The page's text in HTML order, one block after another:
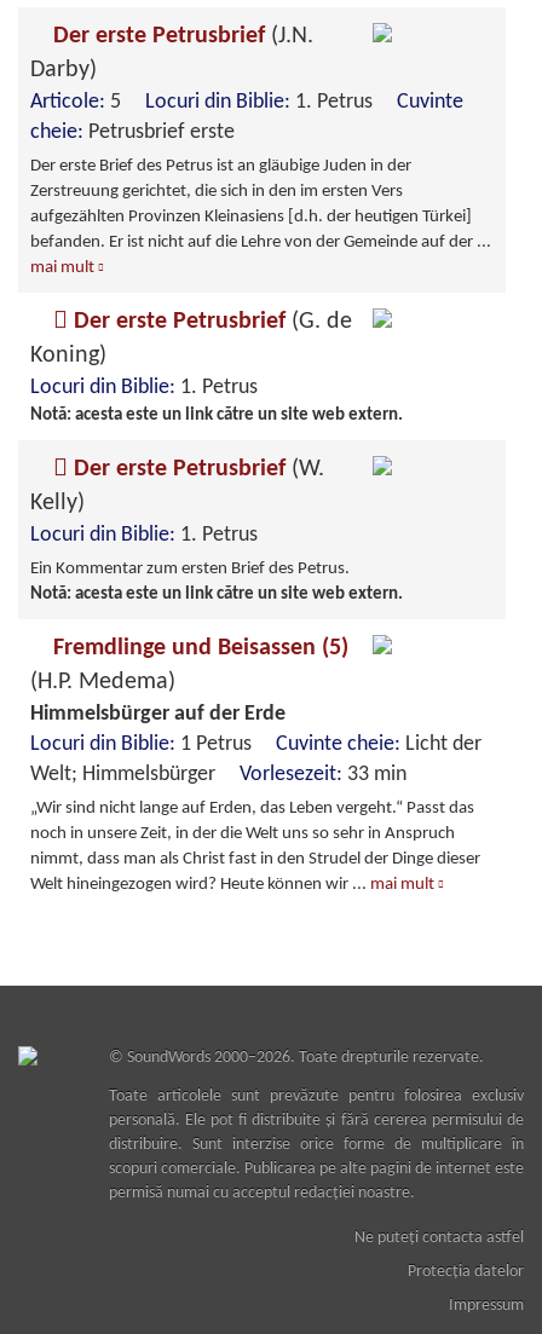
Der erste Petrusbrief (J.N.
Darby)
Articole: 5 Locuri din Biblie: 1. Petrus Cuvinte
cheie: Petrusbrief erste
Der erste Brief des Petrus ist an gläubige Juden in der
Zerstreuung gerichtet, die sich in den im ersten Vers
aufgezählten Provinzen Kleinasiens [d.h. der heutigen Türkei]
befanden. Er ist nicht auf die Lehre von der Gemeinde auf der ...
mai mult
Der erste Petrusbrief (G. de
Koning)
Locuri din Biblie: 1. Petrus
Notă: acesta este un link către un site web extern.
Der erste Petrusbrief (W.
Kelly)
Locuri din Biblie: 1. Petrus
Ein Kommentar zum ersten Brief des Petrus.
Notă: acesta este un link către un site web extern.
Fremdlinge und Beisassen (5)
(H.P. Medema)
Himmelsbürger auf der Erde
Locuri din Biblie: 1 Petrus Cuvinte cheie: Licht der
Welt; Himmelsbürger Vorlesezeit: 33 min
„Wir sind nicht lange auf Erden, das Leben vergeht.“ Passt das
noch in unsere Zeit, in der die Welt uns so sehr in Anspruch
nimmt, dass man als Christ fast in den Strudel der Dinge dieser
Welt hineingezogen wird? Heute können wir ... mai mult
© SoundWords2000–2026. Toate drepturile rezervate.
Toate articolele sunt prevăzute pentru folosirea exclusiv
personală. Ele pot fi distribuite şi fără cererea permisului de
distribuire. Sunt interzise orice forme de multiplicare în
scopuri comerciale. Publicarea pe alte pagini de internet este
permisă numai cu acceptul redacţiei noastre.
Ne puteţi contacta astfel
Protecţia datelor
Impressum